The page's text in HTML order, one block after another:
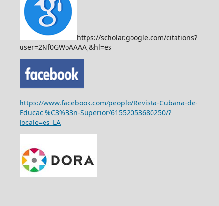
https://scholar.google.com/citations?
user=2Nf0GWoAAAAJ&hl=es
https://www.facebook.com/people/Revista-Cubana-de-
Educaci%C3%B3n-Superior/61552053680250/?
locale=es_LA